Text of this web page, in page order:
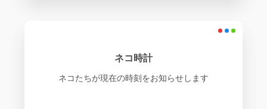
ネコ時計
ネコたちが現在の時刻をお知らせします